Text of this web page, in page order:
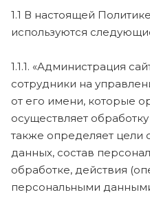
1.1 В настоящей
используются
1.1.1. «Администрация
сотрудники на
от его имени, которые
осуществляет
также определяет цели
данных, состав
обработке, действия
персональными